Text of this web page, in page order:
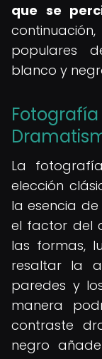
que se
populares
blanco y
La
elección
la esencia de
el factor del
las formas,
resaltar la
paredes y
manera
contraste
negro